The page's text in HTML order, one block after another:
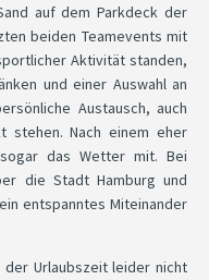
auf dem Parkdeck der
beiden Teamevents mit
Aktivität standen,
und einer Auswahl an
Austausch, auch
stehen. Nach einem eher
das Wetter mit. Bei
die Stadt Hamburg und
entspanntes Miteinander
der Urlaubszeit leider nicht